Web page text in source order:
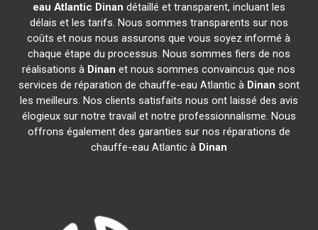
eau Atlantic Dinan détaillé et transparent, incluant les
délais et les tarifs. Nous sommes transparents sur nos
coûts et nous nous assurons que vous soyez informé à
chaque étape du processus. Nous sommes fiers de nos
réalisations à Dinan et nous sommes convaincus que nos
services de réparation de chauffe-eau Atlantic à Dinan sont
les meilleurs. Nos clients satisfaits nous ont laissé des avis
élogieux sur notre travail et notre professionnalisme. Nous
offrons également des garanties sur nos réparations de
chauffe-eau Atlantic à Dinan